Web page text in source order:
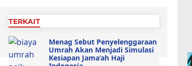
TERKAIT
Menag Sebut Penyelenggaraan
Umrah Akan Menjadi Simulasi
Kesiapan Jama’ah Haji